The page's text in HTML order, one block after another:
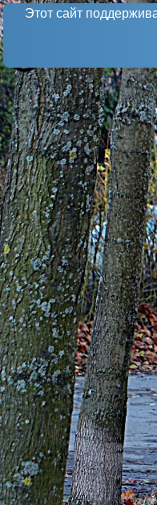
Этот сайт